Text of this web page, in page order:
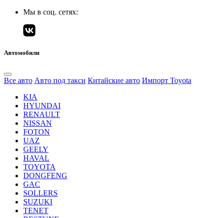
Мы в соц. сетях:
Автомобили
Все авто Авто под такси Китайские авто Импорт Toyota
KIA
HYUNDAI
RENAULT
NISSAN
FOTON
UAZ
GEELY
HAVAL
TOYOTA
DONGFENG
GAC
SOLLERS
SUZUKI
TENET